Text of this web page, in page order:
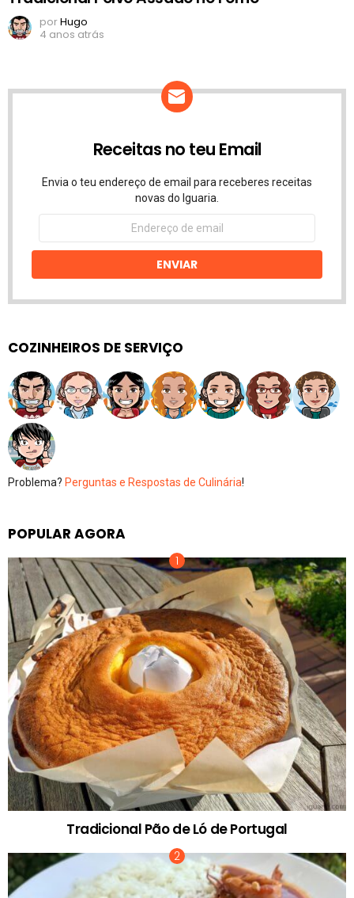
porHugo
4 anos atrás
Receitas no teu Email
Envia o teu endereço de email para receberes receitas
novas do Iguaria.
Endereço
email
ENVIAR
COZINHEIROS DE SERVIÇO
Problema? Perguntas e Respostas de Culinária!
POPULAR AGORA
Tradicional Pão de Ló de Portugal